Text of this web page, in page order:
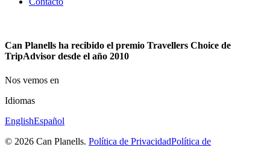
Can Planells ha recibido el premio Travellers Choice de
TripAdvisor desde el año 2010
Nos vemos en
Idiomas
EnglishEspañol
© 2026 Can Planells. Política de PrivacidadPolítica de